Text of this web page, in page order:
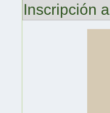
Inscripción